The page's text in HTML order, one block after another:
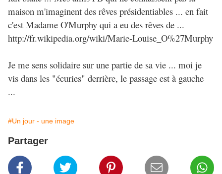
maison m'imaginent des rêves présidentiables ... en fait
c'est Madame O'Murphy qui a eu des rêves de ...
http://fr.wikipedia.org/wiki/Marie-Louise_O%27Murphy
Je me sens solidaire sur une partie de sa vie ... moi je
vis dans les "écuries" derrière, le passage est à gauche
...
#Un jour - une image
Partager